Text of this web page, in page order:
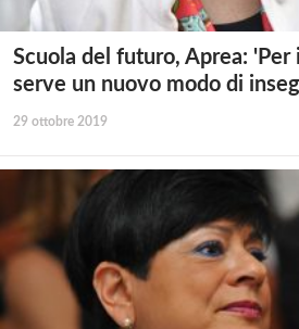
Scuola del futuro, Aprea: 'Per
serve un nuovo modo di
29 ottobre 2019